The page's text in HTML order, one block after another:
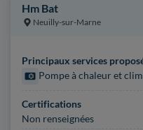
Hm Bat
Neuilly-sur-Marne
Principaux services
Pompe à chaleur et
Certifications
Non renseignées